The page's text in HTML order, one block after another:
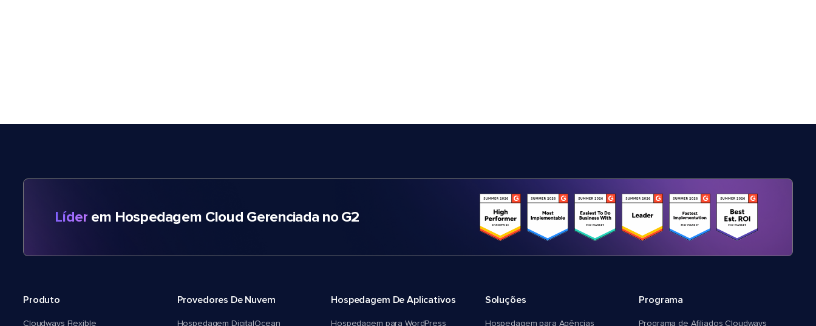
Líder em Hospedagem Cloud Gerenciada no G2
Produto
Cloudways Flexible
Provedores De Nuvem
Hospedagem DigitalOcean
Hospedagem De Aplicativos
Hospedagem para WordPress
Soluções
Hospedagem para Agências
Programa
Programa de Afiliados Cloudways